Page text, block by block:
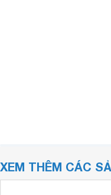
XEM THÊM CÁC